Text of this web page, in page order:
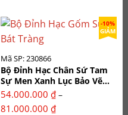
21.600.000 ₫-10%
GIẢM
Mã SP: 230866
Bộ Đỉnh Hạc Chân Sứ Tam
Sự Men Xanh Lục Bảo Vẽ
Vàng 230866
54.000.000 ₫ –
81.000.000 ₫Khoảng